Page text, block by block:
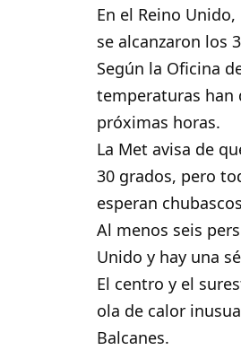
En el Reino
se alcanzaron los
Según la Oficina
temperaturas han
próximas horas.
La Met avisa de
30 grados, pero
esperan
Al menos seis
Unido y hay una
El centro y el
ola de calor
Balcanes.